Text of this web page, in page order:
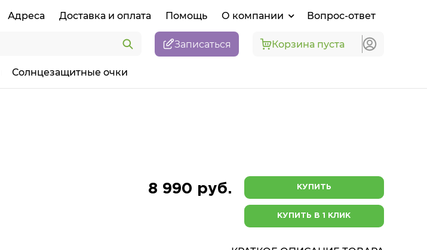
Адреса Доставка и оплата Помощь О компании Вопрос-ответ
Записаться Корзина пуста
Солнцезащитные очки
8 990 руб. КУПИТЬ
КУПИТЬ В 1 КЛИК